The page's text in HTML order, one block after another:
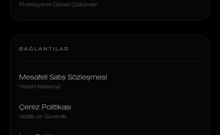
Profesyonel Görsel Çözümler
BAĞLANTILAR
Mesafeli Satış Sözleşmesi
Yasal Haklarınız
Çerez Politikası
Gizlilik ve Güvenlik